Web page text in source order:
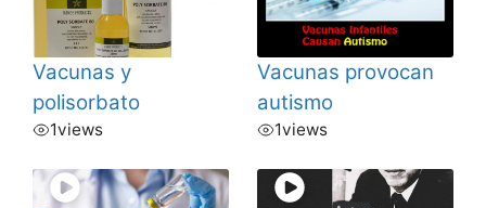
Vacunas y
polisorbato
1views
Vacunas provocan
autismo
1views